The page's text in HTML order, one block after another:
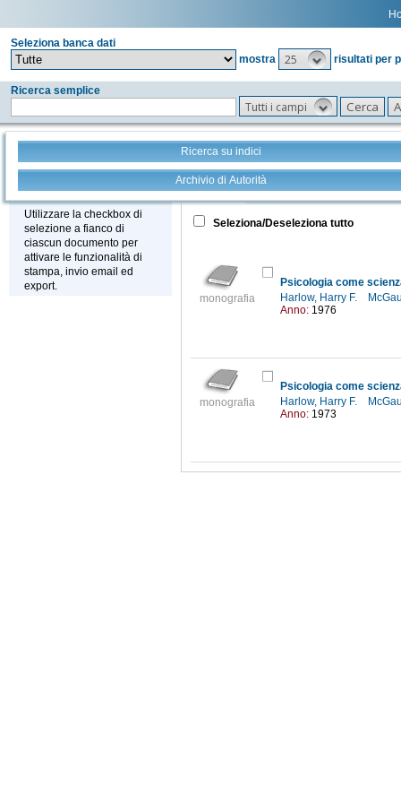
Seleziona banca dati
mostra
25 risultati per
Ricerca semplice
Tutti i campi
Ricerca su indici
Archivio di Autorità
Stampa - Email - Export
Utilizzare la checkbox di
selezione a fianco di
ciascun documento per
attivare le funzionalità di
stampa, invio email ed
export.
Tutto +
Seleziona/Deseleziona tutto
monografia
Psicologia come
Harlow, Harry F.
Anno: 1976
monografia
Psicologia come
Harlow, Harry F.
Anno: 1973